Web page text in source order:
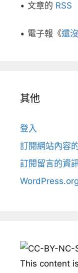
• 文章的 RSS
• 電子報《還
其他
登入
訂閱網站內容
訂閱留言的資
This content